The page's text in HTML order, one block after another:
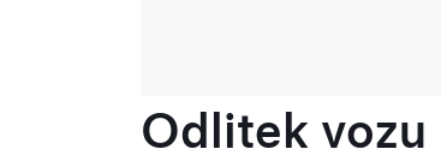
Odlitek vozu